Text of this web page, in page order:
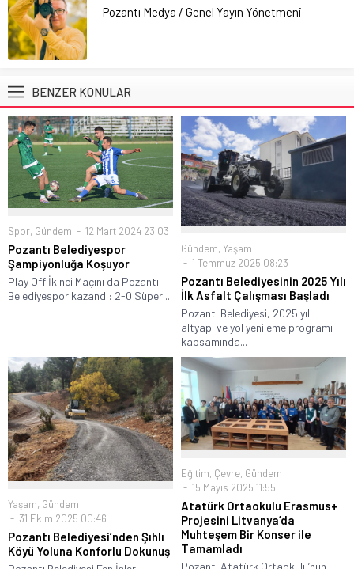
Pozantı Medya / Genel Yayın Yönetmeni
BENZER KONULAR
Spor, Gündem 12 Mart 2024 23:03
Pozantı Belediyespor
Şampiyonluğa Koşuyor
Play Off İkinci Maçını da Pozantı
Belediyespor kazandı: 2-0 Süper...
Gündem, Yaşam
1 Temmuz 2025 08:23
Pozantı Belediyesinin 2025 Yılı
İlk Asfalt Çalışması Başladı
Pozantı Belediyesi, 2025 yılı
altyapı ve yol yenileme programı
kapsamında...
Yaşam, Gündem
31 Ekim 2025 00:46
Pozantı Belediyesi’nden Şıhlı
Köyü Yoluna Konforlu Dokunuş
Eğitim, Çevre, Gündem
15 Mayıs 2025 11:55
Atatürk Ortaokulu Erasmus+
Projesini Litvanya’da
Muhteşem Bir Konser ile
Tamamladı
Pozantı Atatürk Ortaokulu’nun